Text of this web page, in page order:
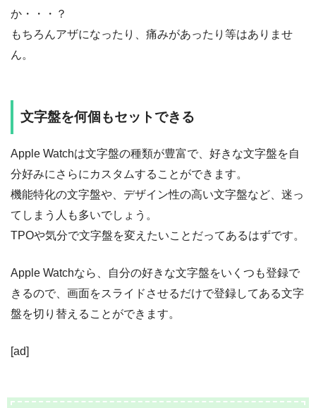
か・・・？
もちろんアザになったり、痛みがあったり等はありませ
ん。
文字盤を何個もセットできる
Apple Watchは文字盤の種類が豊富で、好きな文字盤を自
分好みにさらにカスタムすることができます。
機能特化の文字盤や、デザイン性の高い文字盤など、迷っ
てしまう人も多いでしょう。
TPOや気分で文字盤を変えたいことだってあるはずです。
Apple Watchなら、自分の好きな文字盤をいくつも登録で
きるので、画面をスライドさせるだけで登録してある文字
盤を切り替えることができます。
[ad]